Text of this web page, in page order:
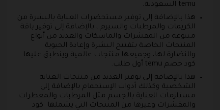
temu السعودية.
هذا بالإضافة إلى توفير مستحضرات العناية بالبشرة من
الكريمات والمرطبات والسيرم ، بالإضافة إلى توفير باقة
متنوعة من المقشرات والماسكات والعديد من أنواع
المنتجات الخاصة بتفتيح البشرة وإعادة الحيوية
والنضارة لها، وجميعها منتجات عالمية وينطبق عليها
كود خصم temu أول طلب.
هذا بالإضافة إلى توفير العديد من منتجات العناية
الشخصية وكذلك أدوات الإستحمام بالإضافة إلى
مستلزمات العناية بالجسم مثل المرطبات والمعطرات
والمقشرات وغيرها من المنتجات التي يشملها كود